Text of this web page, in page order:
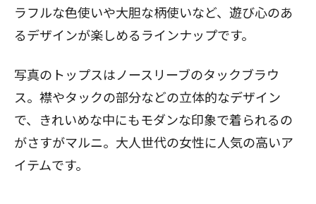
ラフルな色使いや大胆な柄使いなど、遊び心のあ
るデザインが楽しめるラインナップです。
写真のトップスはノースリーブのタックブラウ
ス。襟やタックの部分などの立体的なデザイン
で、きれいめな中にもモダンな印象で着られるの
がさすがマルニ。大人世代の女性に人気の高いア
イテムです。